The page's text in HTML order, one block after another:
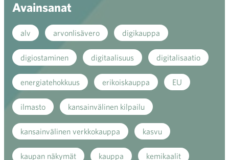
Avainsanat
alv arvonlisävero digikauppa
digiostaminen digitaalisuus digitalisaatio
energiatehokkuus erikoiskauppa EU
ilmasto kansainvälinen kilpailu
kansainvälinen verkkokauppa kasvu
kaupan näkymät kauppa kemikaalit